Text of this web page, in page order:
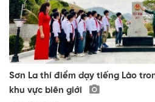
Sơn La thí điểm dạy tiếng Lào
khu vực biên giới